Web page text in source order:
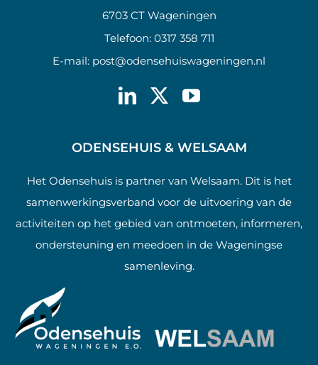
6703 CT Wageningen
Telefoon: 0317 358 711
E-mail: post@odensehuiswageningen.nl
ODENSEHUIS & WELSAAM
Het Odensehuis is partner van Welsaam. Dit is het
samenwerkingsverband voor de uitvoering van de
activiteiten op het gebied van ontmoeten, informeren,
ondersteuning en meedoen in de Wageningse
samenleving.